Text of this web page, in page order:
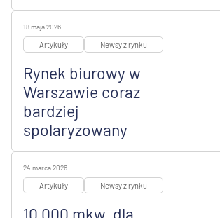
18 maja 2026
Artykuły Newsy z rynku
Rynek biurowy w
Warszawie coraz
bardziej
spolaryzowany
24 marca 2026
Artykuły Newsy z rynku
10 000 mkw. dla